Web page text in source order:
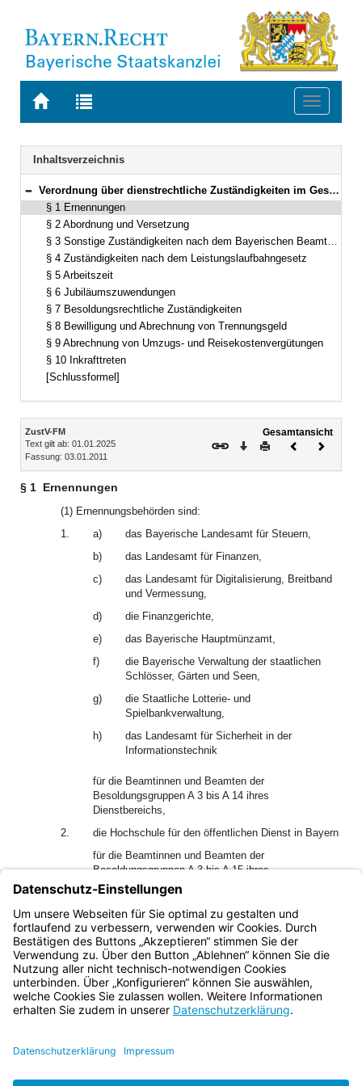
Zur
BAYERN.RECHT
Zur
letzten
Suche
Toggle
Navigation
Inhaltsverzeichnis
Bereich reduzieren
Verordnung über dienstrechtliche Zuständigkeiten im Geschäftsbereich des Bayerischen Staatsministeriums der Finanzen und für Heimat (StMFH-Zuständigkeitsverordnung – ZustV-FM) Vom 3. Januar 2011 (GVBl. S. 31) BayRS 2030-3-5-2-F (§§ 1–10)
§ 1 Ernennungen
§ 2 Abordnung und Versetzung
§ 3 Sonstige Zuständigkeiten nach dem Bayerischen Beamtengesetz und dem Bayerischen Richter- und Staatsanwaltsgesetz
§ 4 Zuständigkeiten nach dem Leistungslaufbahngesetz
§ 5 Arbeitszeit
§ 6 Jubiläumszuwendungen
§ 7 Besoldungsrechtliche Zuständigkeiten
§ 8 Bewilligung und Abrechnung von Trennungsgeld
§ 9 Abrechnung von Umzugs- und Reisekostenvergütungen
§ 10 Inkrafttreten
[Schlussformel]
Inhalt
ZustV-FM
Text gilt ab: 01.01.2025
Fassung: 03.01.2011
Gesamtansicht
Download
DruckenVorheriges
§ 1 Ernennungen
(1) Ernennungsbehörden sind:
1.
a)
das Bayerische Landesamt für Steuern,
b)
das Landesamt für Finanzen,
c)
das Landesamt für Digitalisierung, Breitband
und Vermessung,
d)
die Finanzgerichte,
e)
das Bayerische Hauptmünzamt,
f)
die Bayerische Verwaltung der staatlichen
Schlösser, Gärten und Seen,
g)
die Staatliche Lotterie- und
Spielbankverwaltung,
h)
das Landesamt für Sicherheit in der
Informationstechnik
für die Beamtinnen und Beamten der
Besoldungsgruppen A 3 bis A 14 ihres
Dienstbereichs,
2.
die Hochschule für den öffentlichen Dienst in Bayern
für die Beamtinnen und Beamten der
Besoldungsgruppen A 3 bis A 15 ihres
Dienstbereichs.
(2) Abs. 1 gilt auch für Ernennungen, die der ersten
Verleihung eines Amtes vorausgehen.
Bayern.de
BayernPortal
Impressum